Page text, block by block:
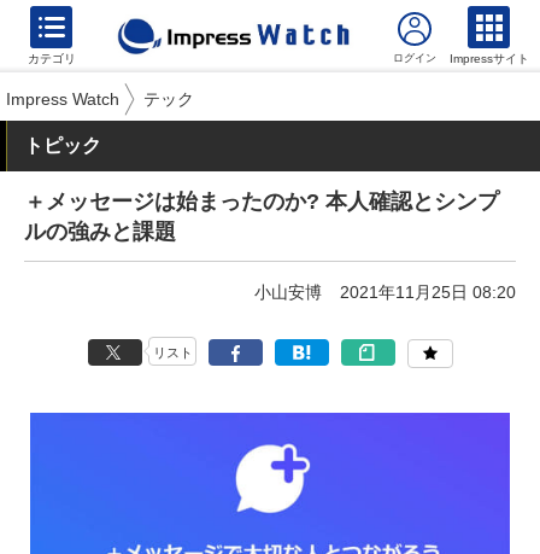
カテゴリ Impressサイト
Impress Watch テック
トピック
＋メッセージは始まったのか? 本人確認とシンプ
ルの強みと課題
小山安博 2021年11月25日 08:20
リスト